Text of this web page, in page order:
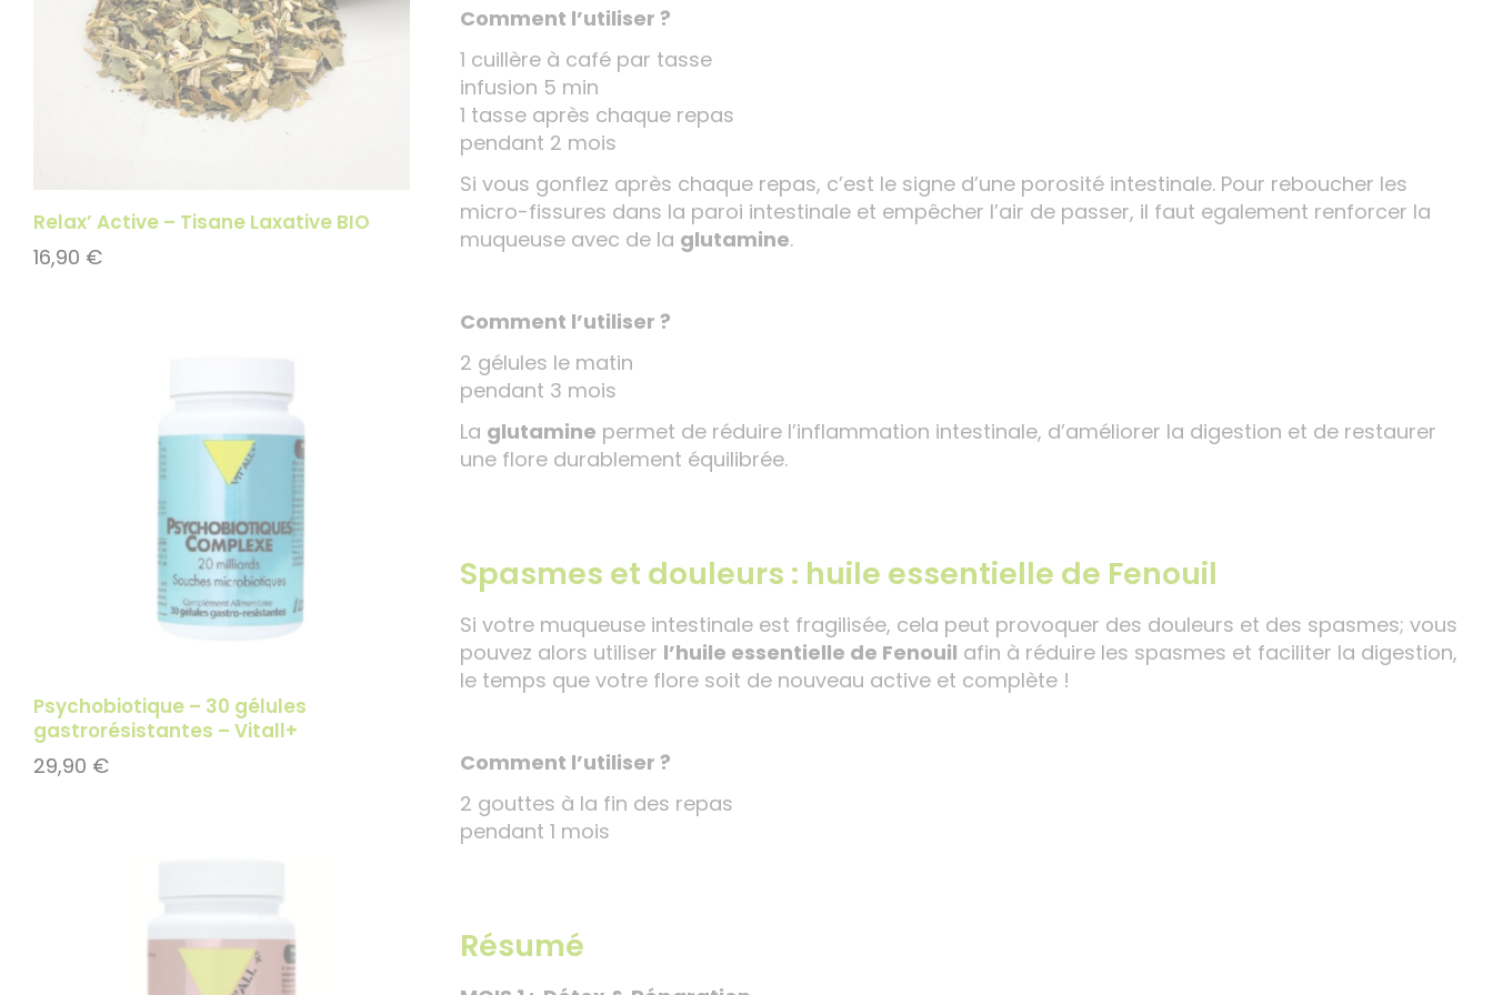
Relax’ Active – Tisane Laxative BIO
16,90 €
Psychobiotique – 30 gélules
gastrorésistantes – Vitall+
29,90 €
Comment l’utiliser ?
1 cuillère à café par tasse
infusion 5 min
1 tasse après chaque repas
pendant 2 mois
Si vous gonflez après chaque repas, c’est le signe d’une porosité intestinale. Pour reboucher les
micro-fissures dans la paroi intestinale et empêcher l’air de passer, il faut egalement renforcer la
muqueuse avec de la glutamine.
Comment l’utiliser ?
2 gélules le matin
pendant 3 mois
La glutamine permet de réduire l’inflammation intestinale, d’améliorer la digestion et de restaurer
une flore durablement équilibrée.
Spasmes et douleurs : huile essentielle de Fenouil
Si votre muqueuse intestinale est fragilisée, cela peut provoquer des douleurs et des spasmes; vous
pouvez alors utiliser l’huile essentielle de Fenouil afin à réduire les spasmes et faciliter la digestion,
le temps que votre flore soit de nouveau active et complète !
Comment l’utiliser ?
2 gouttes à la fin des repas
pendant 1 mois
Résumé